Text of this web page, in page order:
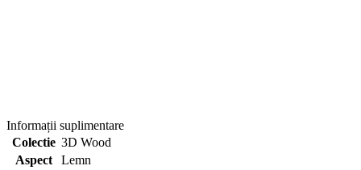
Informații suplimentare
Colectie 3D Wood
Aspect
Lemn